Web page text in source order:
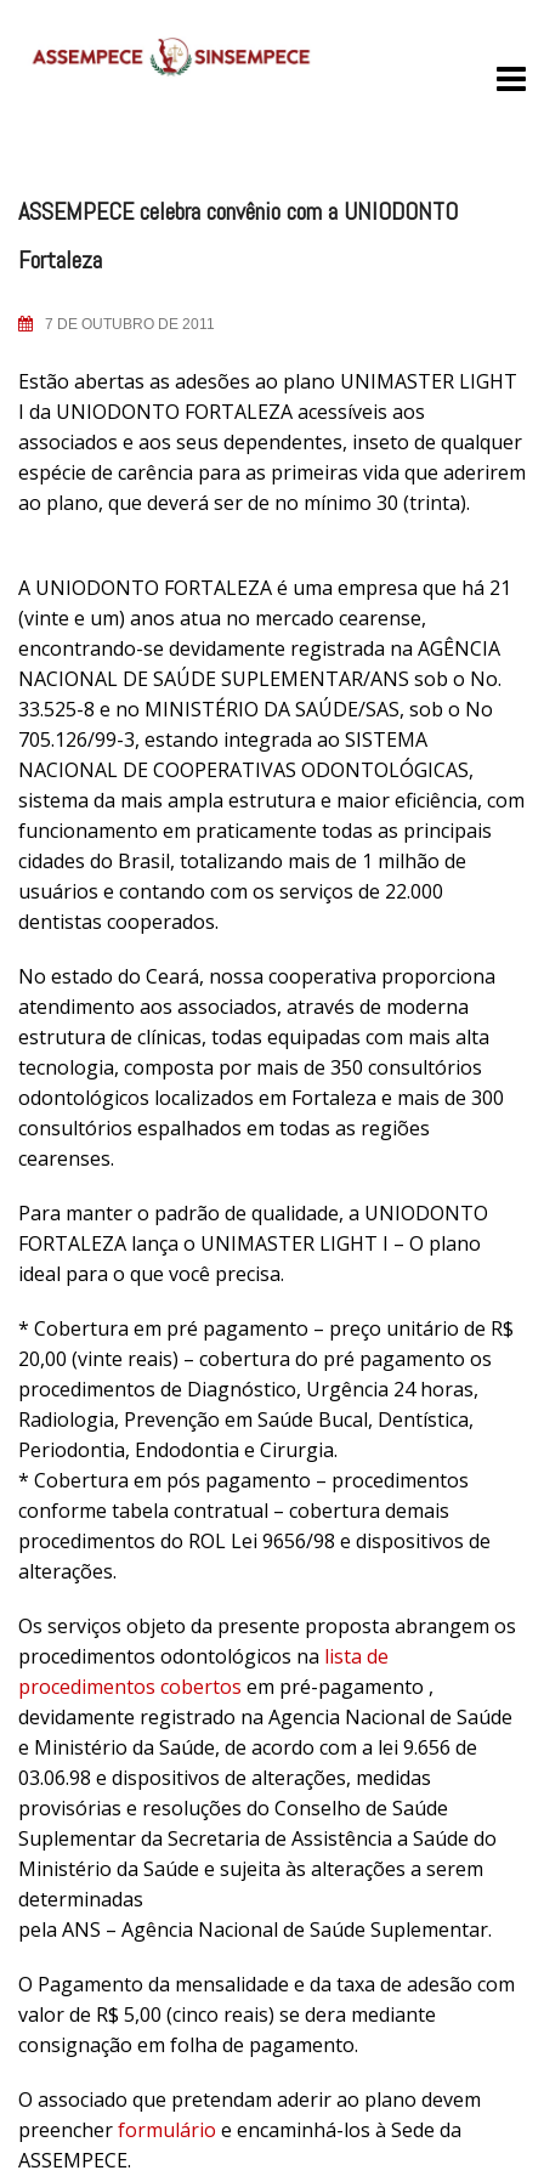
ASSEMPECE celebra convênio com a UNIODONTO
Fortaleza
7 DE OUTUBRO DE 2011
Estão abertas as adesões ao plano UNIMASTER LIGHT
I da UNIODONTO FORTALEZA acessíveis aos
associados e aos seus dependentes, inseto de qualquer
espécie de carência para as primeiras vida que aderirem
ao plano, que deverá ser de no mínimo 30 (trinta).
A UNIODONTO FORTALEZA é uma empresa que há 21
(vinte e um) anos atua no mercado cearense,
encontrando-se devidamente registrada na AGÊNCIA
NACIONAL DE SAÚDE SUPLEMENTAR/ANS sob o No.
33.525-8 e no MINISTÉRIO DA SAÚDE/SAS, sob o No
705.126/99-3, estando integrada ao SISTEMA
NACIONAL DE COOPERATIVAS ODONTOLÓGICAS,
sistema da mais ampla estrutura e maior eficiência, com
funcionamento em praticamente todas as principais
cidades do Brasil, totalizando mais de 1 milhão de
usuários e contando com os serviços de 22.000
dentistas cooperados.
No estado do Ceará, nossa cooperativa proporciona
atendimento aos associados, através de moderna
estrutura de clínicas, todas equipadas com mais alta
tecnologia, composta por mais de 350 consultórios
odontológicos localizados em Fortaleza e mais de 300
consultórios espalhados em todas as regiões
cearenses.
Para manter o padrão de qualidade, a UNIODONTO
FORTALEZA lança o UNIMASTER LIGHT I – O plano
ideal para o que você precisa.
* Cobertura em pré pagamento – preço unitário de R$
20,00 (vinte reais) – cobertura do pré pagamento os
procedimentos de Diagnóstico, Urgência 24 horas,
Radiologia, Prevenção em Saúde Bucal, Dentística,
Periodontia, Endodontia e Cirurgia.
* Cobertura em pós pagamento – procedimentos
conforme tabela contratual – cobertura demais
procedimentos do ROL Lei 9656/98 e dispositivos de
alterações.
Os serviços objeto da presente proposta abrangem os
procedimentos odontológicos na lista de
procedimentos cobertos em pré-pagamento ,
devidamente registrado na Agencia Nacional de Saúde
e Ministério da Saúde, de acordo com a lei 9.656 de
03.06.98 e dispositivos de alterações, medidas
provisórias e resoluções do Conselho de Saúde
Suplementar da Secretaria de Assistência a Saúde do
Ministério da Saúde e sujeita às alterações a serem
determinadas
pela ANS – Agência Nacional de Saúde Suplementar.
O Pagamento da mensalidade e da taxa de adesão com
valor de R$ 5,00 (cinco reais) se dera mediante
consignação em folha de pagamento.
O associado que pretendam aderir ao plano devem
preencherformulário e encaminhá-los à Sede da
ASSEMPECE.